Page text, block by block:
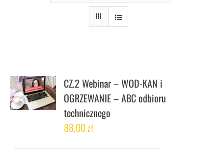
CZ.2 Webinar – WOD-KAN i
OGRZEWANIE – ABC odbioru
technicznego
88,00zł